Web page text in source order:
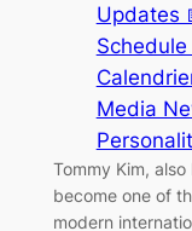
Updates
Schedule |
Media
Tommy Kim,
become one of
modern